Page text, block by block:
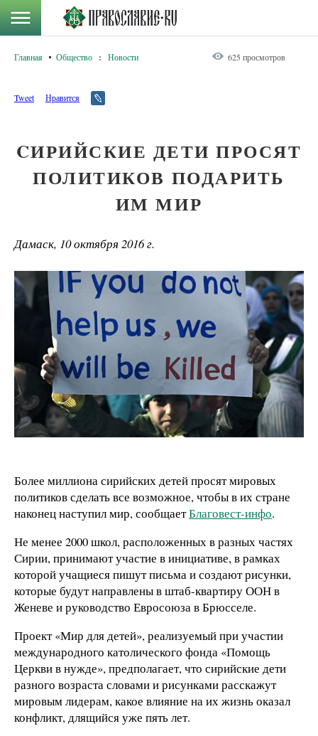
Главная Общество : Новости 625 просмотров
Tweet Нравится
CИРИЙСКИЕ ДЕТИ ПРОСЯТ
ПОЛИТИКОВ ПОДАРИТЬ
ИМ МИР
Дамаск, 10 октября 2016 г.
Более миллиона сирийских детей просят мировых
политиков сделать все возможное, чтобы в их стране
наконец наступил мир, сообщаетБлаговест-инфо.
Не менее 2000 школ, расположенных в разных частях
Сирии, принимают участие в инициативе, в рамках
которой учащиеся пишут письма и создают рисунки,
которые будут направлены в штаб-квартиру ООН в
Женеве и руководство Евросоюза в Брюсселе.
Проект «Мир для детей», реализуемый при участии
международного католического фонда «Помощь
Церкви в нужде», предполагает, что сирийские дети
разного возраста словами и рисунками расскажут
мировым лидерам, какое влияние на их жизнь оказал
конфликт, длящийся уже пять лет.